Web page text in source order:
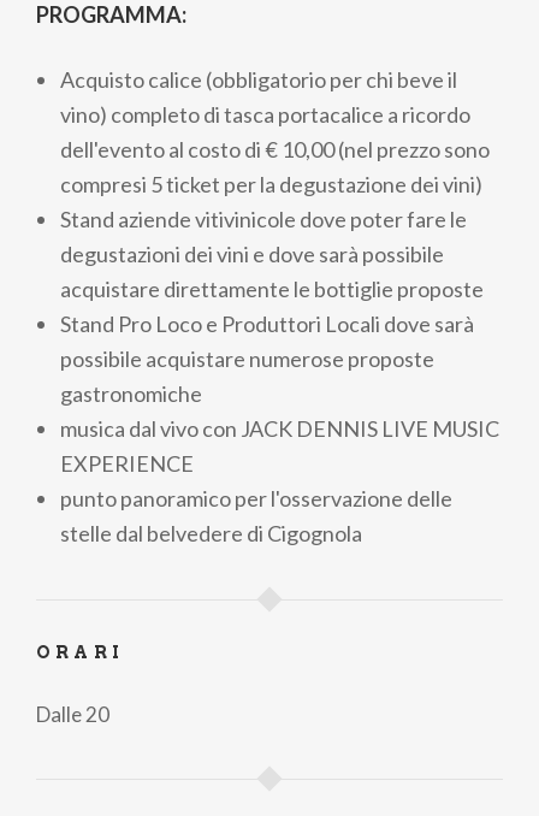
PROGRAMMA:
Acquisto calice (obbligatorio per chi beve il
vino) completo di tasca portacalice a ricordo
dell'evento al costo di € 10,00 (nel prezzo sono
compresi 5 ticket per la degustazione dei vini)
Stand aziende vitivinicole dove poter fare le
degustazioni dei vini e dove sarà possibile
acquistare direttamente le bottiglie proposte
Stand Pro Loco e Produttori Locali dove sarà
possibile acquistare numerose proposte
gastronomiche
musica dal vivo con JACK DENNIS LIVE MUSIC
EXPERIENCE
punto panoramico per l'osservazione delle
stelle dal belvedere di Cigognola
ORARI
Dalle 20